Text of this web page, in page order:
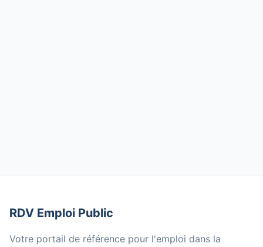
RDV Emploi Public
Votre portail de référence pour l'emploi dans la